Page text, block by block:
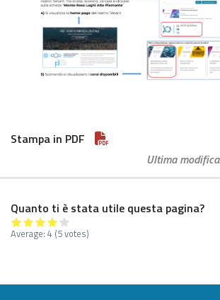
Stampa in PDF
Ultima modifica
Quanto ti è stata utile questa pagina?
Average: 4 (5 votes)